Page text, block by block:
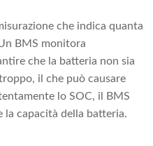
che indica quanta
BMS monitora
che la batteria non sia
il che può causare
lo SOC, il BMS
la capacità della batteria.